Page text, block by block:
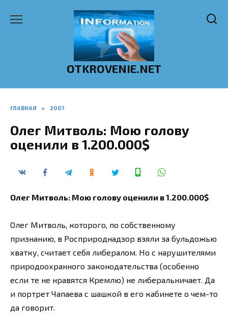
OTKROVENIE.NET
ГЛАВНАЯ » 2007
Олег Митволь: Мою голову
оценили в 1.200.000$
Олег Митволь: Мою голову оценили в 1.200.000$
Олег Митволь, которого, по собственному
признанию, в Росприроднадзор взяли за бульдожью
хватку, считает себя либералом. Но с нарушителями
природоохранного законодательства (особенно
если те не нравятся Кремлю) не либеральничает. Да
и портрет Чапаева с шашкой в его кабинете о чем-то
да говорит.